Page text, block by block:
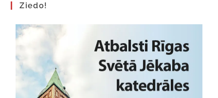
Ziedo!